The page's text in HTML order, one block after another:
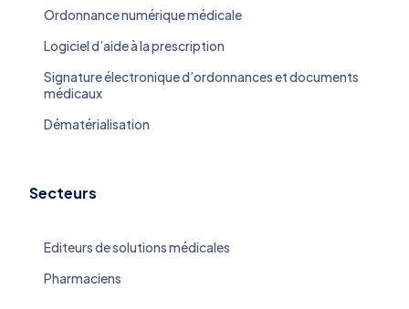
Ordonnance numérique médicale
Logiciel d’aide à la prescription
Signature électronique d’ordonnances et documents
médicaux
Dématérialisation
Secteurs
Editeurs de solutions médicales
Pharmaciens